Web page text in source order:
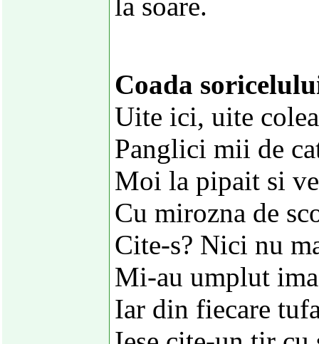
Coada
Uite ici, uite
Panglici mii de
Moi la pipait si
Cu mirozna de
Cite-s? Nici nu
Mi-au umplut
Iar din fiecare